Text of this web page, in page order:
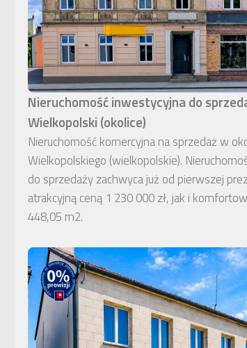
Nieruchomość inwestycyjna do
Wielkopolski (okolice)
Nieruchomość komercyjna na sprzedaż w
Wielkopolskiego (wielkopolskie).
do sprzedaży zachwyca już od pierwszej
atrakcyjną ceną 1 230 000 zł, jak i
448,05 m2.